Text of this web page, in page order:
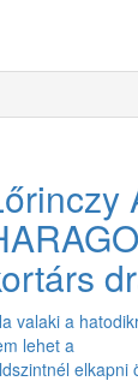
KÖZÉRDEKŰ
valaki a
lehet a
elkapni